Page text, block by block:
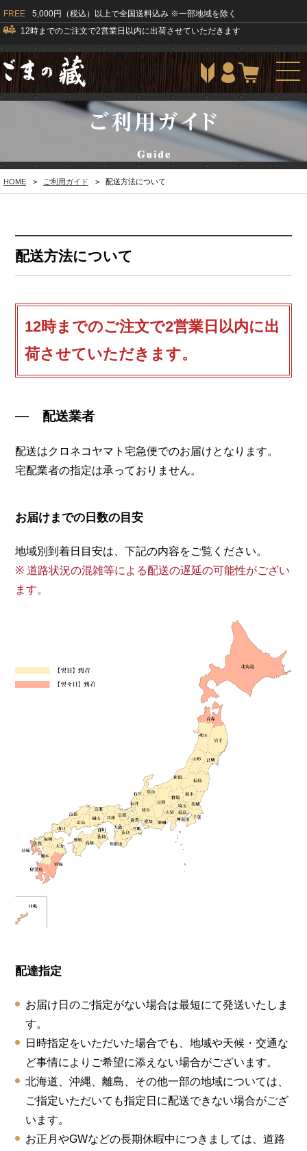
FREE 5,000円（税込）以上で全国送料込み ※一部地域を除く
12時までのご注文で2営業日以内に出荷させていただきます
HOME > ご利用ガイド > 配送方法について
配送方法について
12時までのご注文で2営業日以内に出
荷させていただきます。
配送業者
配送はクロネコヤマト宅急便でのお届けとなります。
宅配業者の指定は承っておりません。
お届けまでの日数の目安
地域別到着日目安は、下記の内容をご覧ください。
※ 道路状況の混雑等による配送の遅延の可能性がござい
ます。
配達指定
お届け日のご指定がない場合は最短にて発送いたしま
す。
日時指定をいただいた場合でも、地域や天候・交通な
ど事情によりご希望に添えない場合がございます。
北海道、沖縄、離島、その他一部の地域については、
ご指定いただいても指定日に配送できない場合がござ
います。
お正月やGWなどの長期休暇中につきましては、道路